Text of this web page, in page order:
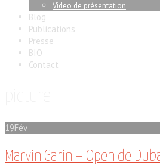
Video de présentation
Blog
Publications
Presse
BIO
Contact
19Fév
Marvin Garin – Open de